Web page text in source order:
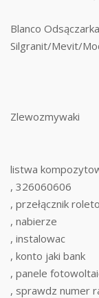
Blanco
Silgranit/Mevit/
Zlewozmywaki
listwa
, 326060606
, przełącznik
, nabierze
, instalowac
, konto jaki bank
, panele
, sprawdz numer